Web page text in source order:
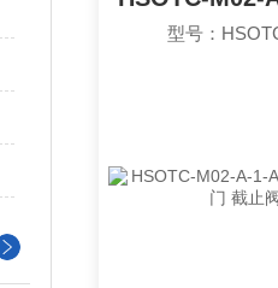
型号：